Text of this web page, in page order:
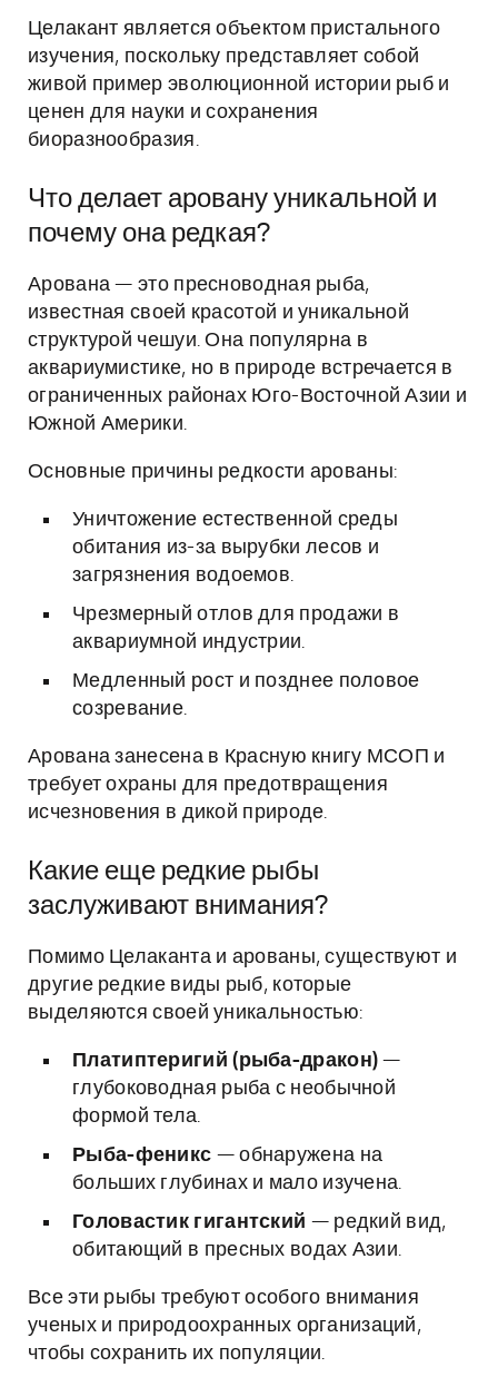
Целакант является объектом пристального
изучения, поскольку представляет собой
живой пример эволюционной истории рыб и
ценен для науки и сохранения
биоразнообразия.
Что делает аровану уникальной и
почему она редкая?
Арована — это пресноводная рыба,
известная своей красотой и уникальной
структурой чешуи. Она популярна в
аквариумистике, но в природе встречается в
ограниченных районах Юго-Восточной Азии и
Южной Америки.
Основные причины редкости арованы:
Уничтожение естественной среды
обитания из-за вырубки лесов и
загрязнения водоемов.
Чрезмерный отлов для продажи в
аквариумной индустрии.
Медленный рост и позднее половое
созревание.
Арована занесена в Красную книгу МСОП и
требует охраны для предотвращения
исчезновения в дикой природе.
Какие еще редкие рыбы
заслуживают внимания?
Помимо Целаканта и арованы, существуют и
другие редкие виды рыб, которые
выделяются своей уникальностью:
Платиптеригий (рыба-дракон) —
глубоководная рыба с необычной
формой тела.
Рыба-феникс — обнаружена на
больших глубинах и мало изучена.
Головастик гигантский — редкий вид,
обитающий в пресных водах Азии.
Все эти рыбы требуют особого внимания
ученых и природоохранных организаций,
чтобы сохранить их популяции.